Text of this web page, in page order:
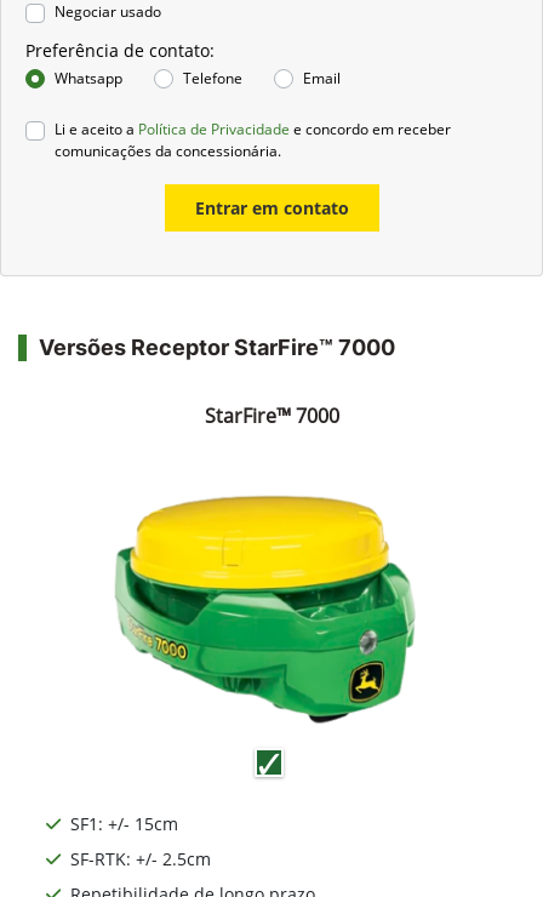
Negociar usado
Preferência de contato:
Whatsapp Telefone Email
Li e aceito a Política de Privacidade e concordo em receber
comunicações da concessionária.
Entrar em contato
Versões Receptor StarFire™ 7000
StarFire™ 7000
SF1: +/- 15cm
SF-RTK: +/- 2.5cm